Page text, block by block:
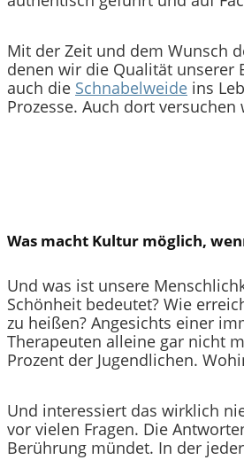
Mit der Zeit und dem Wunsch
denen wir die Qualität unserer
auch die Schnabelweide ins
Prozesse. Auch dort
Was macht Kultur möglich,
Und was ist unsere
Schönheit bedeutet? Wie
zu heißen? Angesichts einer
Therapeuten alleine gar nicht
Prozent der Jugendlichen.
Und interessiert das wirklich
vor vielen Fragen. Die
Berührung mündet. In der